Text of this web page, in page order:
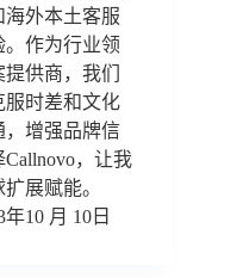
外本土客服
作为行业领
供商，我们
服时差和文化
，增强品牌信
，让我
展赋能。
年10 月 10日